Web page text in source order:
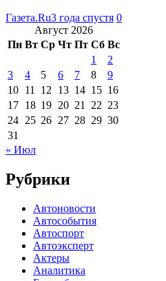
Газета.Ru3 года спустя 0
Август 2026
Пн Вт Ср Чт Пт Сб Вс
1
2
3
4 5 6 7 8
9
10 11 12 13 14 15 16
17 18 19 20 21 22 23
24 25 26 27 28 29 30
31
« Июл
Рубрики
Автоновости
Автособытия
Автоспорт
Автоэксперт
Актеры
Аналитика